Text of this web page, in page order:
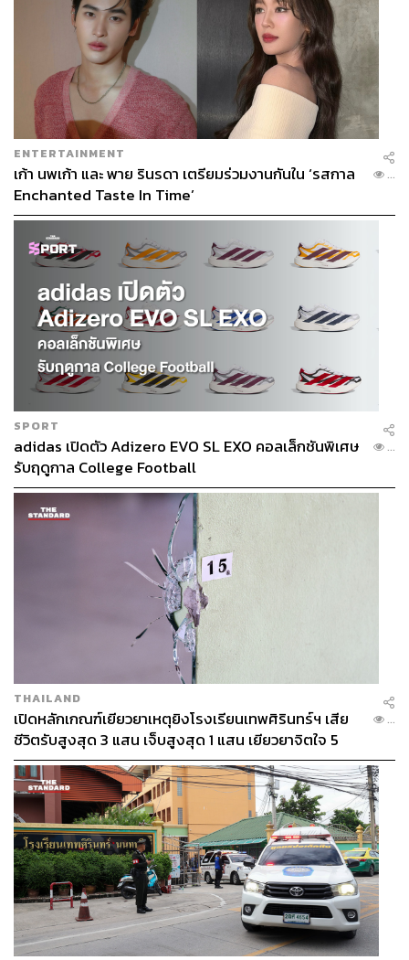
Grammy Awards
Dua Lipa
Lana Del Rey
Olivia Rodrigo
Grammy Awards 2024
Victoria Monét
ABOUT THE AUTHOR
คริสตอฟเฟอร์ สเวนซัน
ประจำสำนักข่าว THE STANDARD
ENTERTAINMENT
เก้า นพเก้า และ พาย รินรดา เตรียมร่วมงานกันใน ‘รสกาล
Enchanted Taste In Time’
...
SPORT
adidas เปิดตัว Adizero EVO SL EXO คอลเล็กชันพิเศษ
รับฤดูกาล College Football
...
THAILAND
เปิดหลักเกณฑ์เยียวยาเหตุยิงโรงเรียนเทพศิรินทร์ฯ เสีย
ชีวิตรับสูงสุด 3 แสน เจ็บสูงสุด 1 แสน เยียวยาจิตใจ 5
ระดับ
...